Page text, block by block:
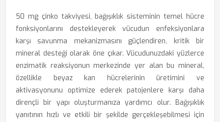
50 mg çinko takviyesi, bağışıklık sisteminin temel hücre
fonksiyonlarını destekleyerek vücudun enfeksiyonlara
karşı savunma mekanizmasını güçlendiren, kritik bir
mineral desteği olarak öne çıkar. Vücudunuzdaki yüzlerce
enzimatik reaksiyonun merkezinde yer alan bu mineral,
özellikle beyaz kan hücrelerinin üretimini ve
aktivasyonunu optimize ederek patojenlere karşı daha
dirençli bir yapı oluşturmanıza yardımcı olur. Bağışıklık
yanıtının hızlı ve etkili bir şekilde gerçekleşebilmesi için